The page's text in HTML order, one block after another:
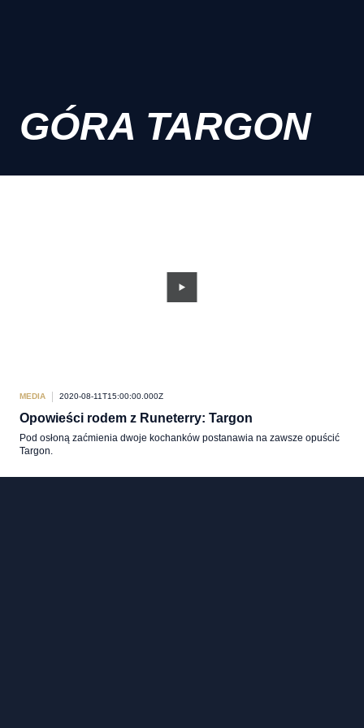
GÓRA TARGON
MEDIA 2020-08-11T15:00:00.000Z
Opowieści rodem z Runeterry: Targon
Pod osłoną zaćmienia dwoje kochanków postanawia na zawsze opuścić
Targon.